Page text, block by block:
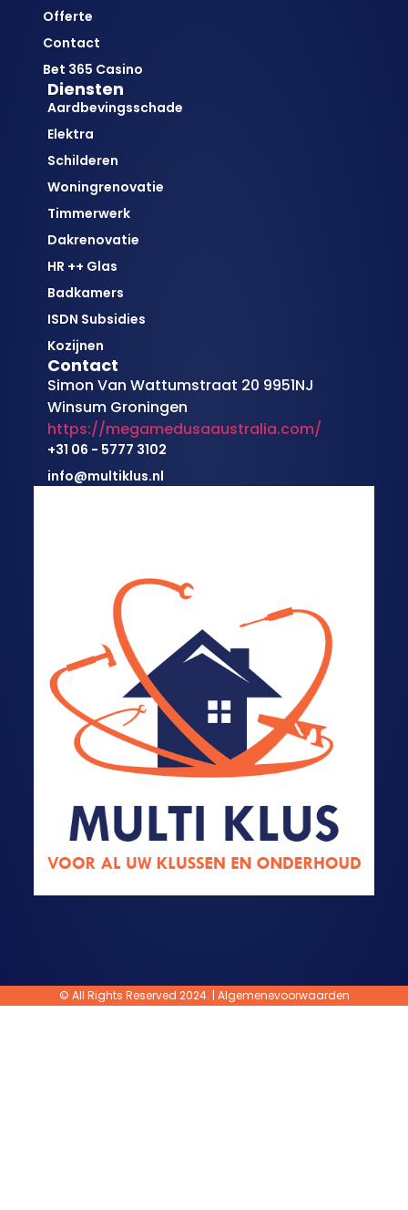
Offerte
Contact
Bet 365 Casino
Diensten
Aardbevingsschade
Elektra
Schilderen
Woningrenovatie
Timmerwerk
Dakrenovatie
HR ++ Glas
Badkamers
ISDN Subsidies
Kozijnen
Contact
Simon Van Wattumstraat 20 9951NJ
Winsum Groningen
https://megamedusaaustralia.com/
+31 06 - 5777 3102
info@multiklus.nl
© All Rights Reserved 2024. | Algemenevoorwaarden